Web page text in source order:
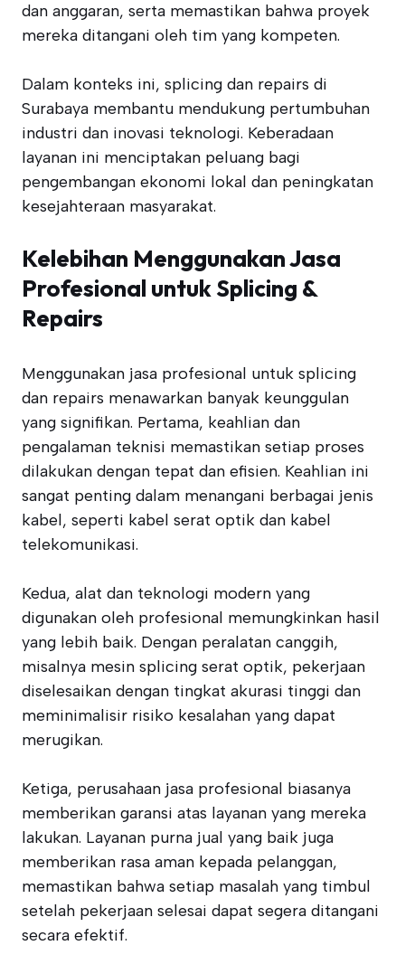
dan anggaran, serta memastikan bahwa proyek
mereka ditangani oleh tim yang kompeten.
Dalam konteks ini, splicing dan repairs di
Surabaya membantu mendukung pertumbuhan
industri dan inovasi teknologi. Keberadaan
layanan ini menciptakan peluang bagi
pengembangan ekonomi lokal dan peningkatan
kesejahteraan masyarakat.
Kelebihan Menggunakan Jasa
Profesional untuk Splicing &
Repairs
Menggunakan jasa profesional untuk splicing
dan repairs menawarkan banyak keunggulan
yang signifikan. Pertama, keahlian dan
pengalaman teknisi memastikan setiap proses
dilakukan dengan tepat dan efisien. Keahlian ini
sangat penting dalam menangani berbagai jenis
kabel, seperti kabel serat optik dan kabel
telekomunikasi.
Kedua, alat dan teknologi modern yang
digunakan oleh profesional memungkinkan hasil
yang lebih baik. Dengan peralatan canggih,
misalnya mesin splicing serat optik, pekerjaan
diselesaikan dengan tingkat akurasi tinggi dan
meminimalisir risiko kesalahan yang dapat
merugikan.
Ketiga, perusahaan jasa profesional biasanya
memberikan garansi atas layanan yang mereka
lakukan. Layanan purna jual yang baik juga
memberikan rasa aman kepada pelanggan,
memastikan bahwa setiap masalah yang timbul
setelah pekerjaan selesai dapat segera ditangani
secara efektif.